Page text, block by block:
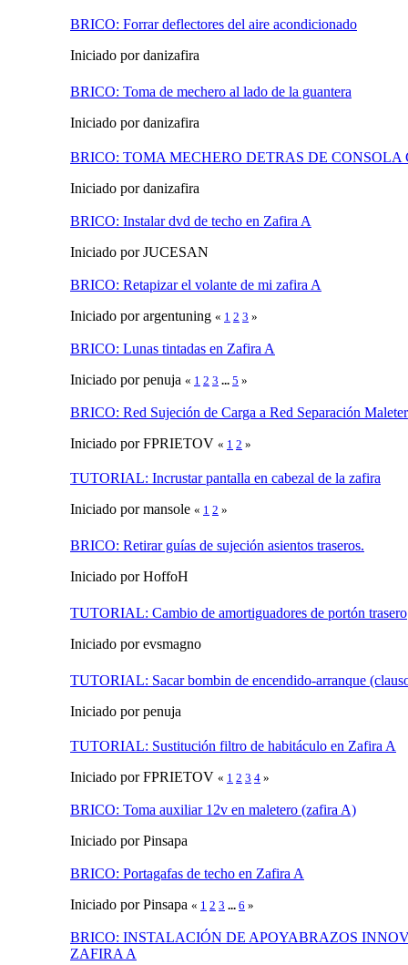
BRICO: Forrar deflectores del aire acondicionado
Iniciado por danizafira
BRICO: Toma de mechero al lado de la guantera
Iniciado por danizafira
BRICO: TOMA MECHERO DETRAS DE CONSOLA
Iniciado por danizafira
BRICO: Instalar dvd de techo en Zafira A
Iniciado por JUCESAN
BRICO: Retapizar el volante de mi zafira A
Iniciado por argentuning « 1 2 3 »
BRICO: Lunas tintadas en Zafira A
Iniciado por penuja « 1 2 3 ... 5 »
BRICO: Red Sujeción de Carga a Red Separación
Iniciado por FPRIETOV « 1 2 »
TUTORIAL: Incrustar pantalla en cabezal de la zafira
Iniciado por mansole « 1 2 »
BRICO: Retirar guías de sujeción asientos traseros.
Iniciado por HoffoH
TUTORIAL: Cambio de amortiguadores de portón trasero
Iniciado por evsmagno
TUTORIAL: Sacar bombin de encendido-arranque
Iniciado por penuja
TUTORIAL: Sustitución filtro de habitáculo en Zafira A
Iniciado por FPRIETOV « 1 2 3 4 »
BRICO: Toma auxiliar 12v en maletero (zafira A)
Iniciado por Pinsapa
BRICO: Portagafas de techo en Zafira A
Iniciado por Pinsapa « 1 2 3 ... 6 »
BRICO: INSTALACIÓN DE APOYABRAZOS
ZAFIRA A